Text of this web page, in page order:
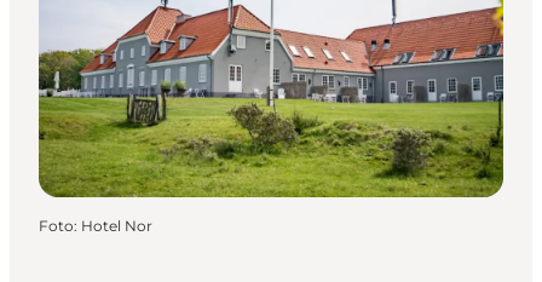
Foto: Hotel Nor